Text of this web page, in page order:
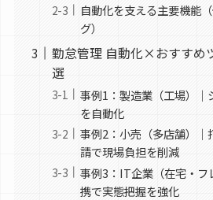
自動化を支える主要機能
グ）
勤怠管理 自動化×おすすめ
選
事例1：製造業（工場）｜
を自動化
事例2：小売（多店舗）｜
請で現場負担を削減
事例3：IT企業（在宅・フ
携で実態把握を強化